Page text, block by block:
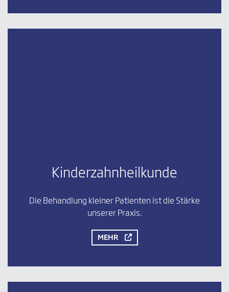
Kinderzahnheilkunde
Die Behandlung kleiner Patienten ist die Stärke
unserer Praxis.
MEHR